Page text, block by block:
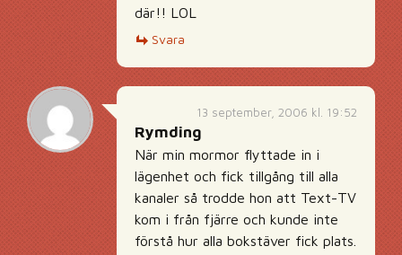
där!! LOL
Svara
13 september, 2006 kl. 19:52
Rymding
När min mormor flyttade in i
lägenhet och fick tillgång till alla
kanaler så trodde hon att Text-TV
kom i från fjärre och kunde inte
förstå hur alla bokstäver fick plats.